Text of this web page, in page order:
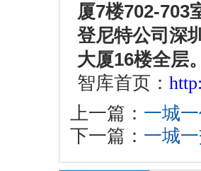
厦7楼702-703
登尼特公司 深
大厦16楼全层
智库首页：
上一篇： 一城
下一篇： 一城